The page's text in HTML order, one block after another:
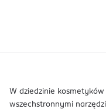
W dziedzinie
wszechstronnymi